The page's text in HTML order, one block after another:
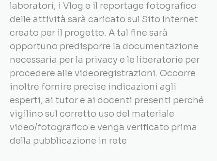
laboratori, i Vlog e il reportage fotografico
delle attività sarà caricato sul Sito Internet
creato per il progetto. A tal fine sarà
opportuno predisporre la documentazione
necessaria per la privacy e le liberatorie per
procedere alle videoregistrazioni. Occorre
inoltre fornire precise indicazioni agli
esperti, ai tutor e ai docenti presenti perché
vigilino sul corretto uso del materiale
video/fotografico e venga verificato prima
della pubblicazione in rete